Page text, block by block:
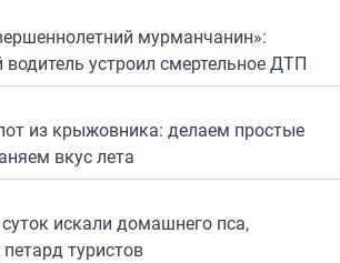
мурманчанин»:
устроил смертельное ДТП
из крыжовника: делаем простые
вкус лета
искали домашнего пса,
туристов